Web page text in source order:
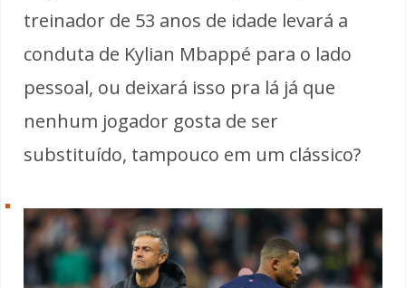
treinador de 53 anos de idade levará a
conduta de Kylian Mbappé para o lado
pessoal, ou deixará isso pra lá já que
nenhum jogador gosta de ser
substituído, tampouco em um clássico?